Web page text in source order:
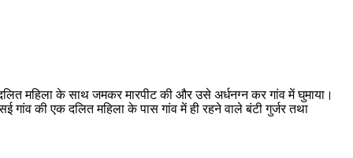
महिला के साथ जमकर मारपीट की और उसे अर्धनग्न कर गांव में घुमाया।
गांव की एक दलित महिला के पास गांव में ही रहने वाले बंटी गुर्जर तथा